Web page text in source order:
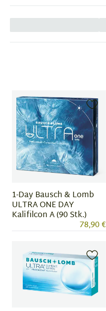
1-Day Bausch & Lomb
ULTRA ONE DAY
Kalifilcon A (90 Stk.)
78,90 €